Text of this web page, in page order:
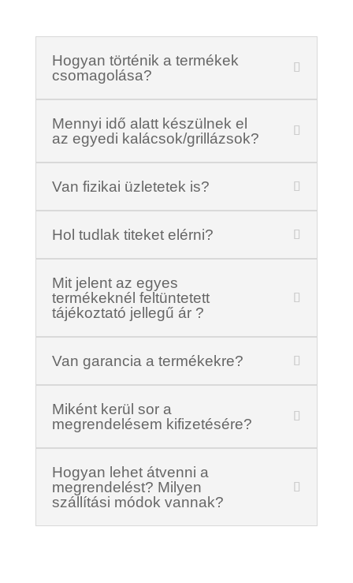
Hogyan történik a termékek
csomagolása?
Mennyi idő alatt készülnek el
az egyedi kalácsok/grillázsok?
Van fizikai üzletetek is?
Hol tudlak titeket elérni?
Mit jelent az egyes
termékeknél feltüntetett
tájékoztató jellegű ár ?
Van garancia a termékekre?
Miként kerül sor a
megrendelésem kifizetésére?
Hogyan lehet átvenni a
megrendelést? Milyen
szállítási módok vannak?